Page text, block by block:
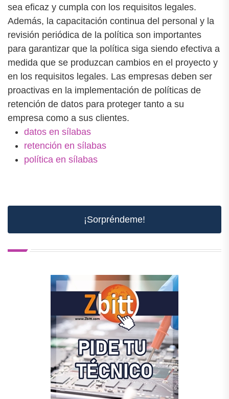
sea eficaz y cumpla con los requisitos legales.
Además, la capacitación continua del personal y la
revisión periódica de la política son importantes
para garantizar que la política siga siendo efectiva a
medida que se produzcan cambios en el proyecto y
en los requisitos legales. Las empresas deben ser
proactivas en la implementación de políticas de
retención de datos para proteger tanto a su
empresa como a sus clientes.
datos en sílabas
retención en sílabas
política en sílabas
¡Sorpréndeme!